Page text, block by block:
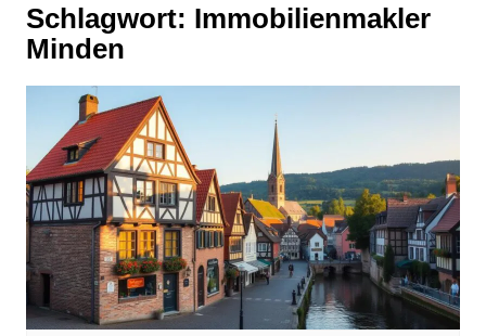
Schlagwort: Immobilienmakler
Minden